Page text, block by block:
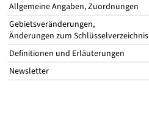
Allgemeine Angaben, Zuordnungen
Gebietsveränderungen,
Änderungen zum Schlüsselverzeichnis
Definitionen und Erläuterungen
Newsletter